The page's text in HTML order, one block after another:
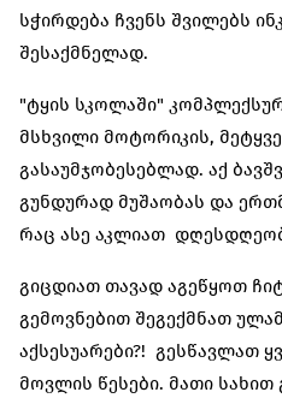
სჭირდება ჩვენს შვილებს
შესაქმნელად.
"ტყის სკოლაში"
მსხვილი მოტორიკის,
გასაუმჯობესებლად. აქ
გუნდურად მუშაობას და
რაც ასე აკლიათ
გიცდიათ თავად აგეწყოთ
გემოვნებით შეგექმნათ
აქსესუარები?! გესწავლათ
მოვლის წესები. მათი სახით